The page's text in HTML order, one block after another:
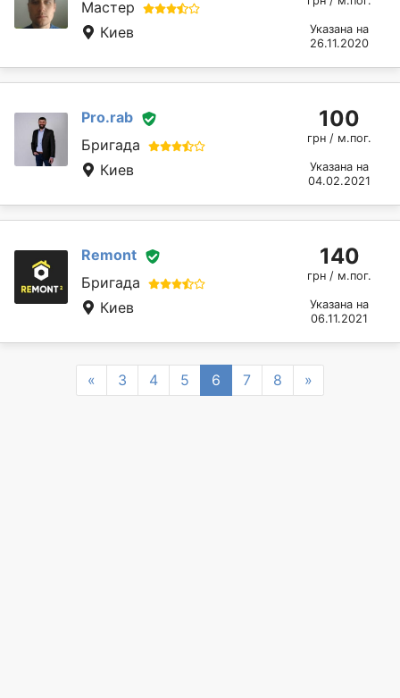
Мастер
Киев
Указана на
26.11.2020
Pro.rab
Бригада
Киев
100
грн / м.пог.
Указана на
04.02.2021
Remont
Бригада
Киев
140
грн / м.пог.
Указана на
06.11.2021
« Previous
3 4 5 6 7 8 »